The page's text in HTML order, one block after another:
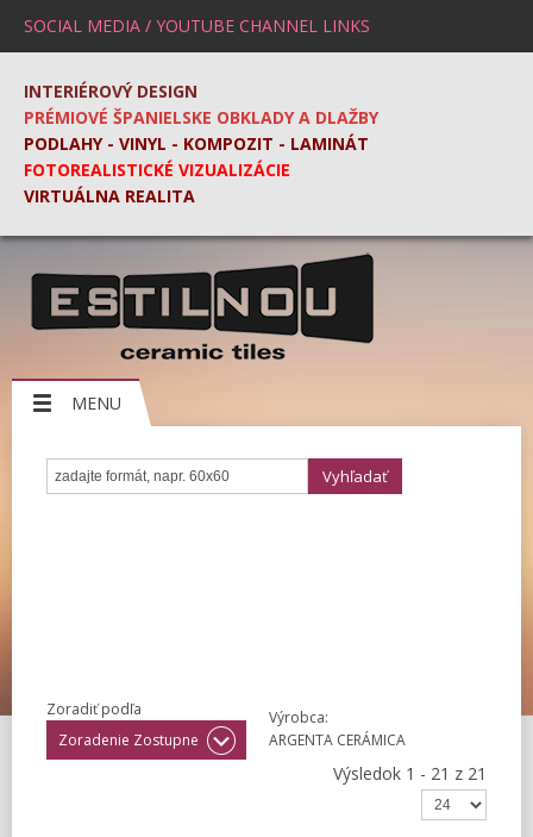
SOCIAL MEDIA / YOUTUBE CHANNEL LINKS
INTERIÉROVÝ DESIGN
PRÉMIOVÉ ŠPANIELSKE OBKLADY A DLAŽBY
PODLAHY - VINYL - KOMPOZIT - LAMINÁT
FOTOREALISTICKÉ VIZUALIZÁCIE
VIRTUÁLNA REALITA
MENU
Zoradiť podľa
Zoradenie Zostupne
Výrobca:
ARGENTA CERÁMICA
Výsledok 1 - 21 z 21